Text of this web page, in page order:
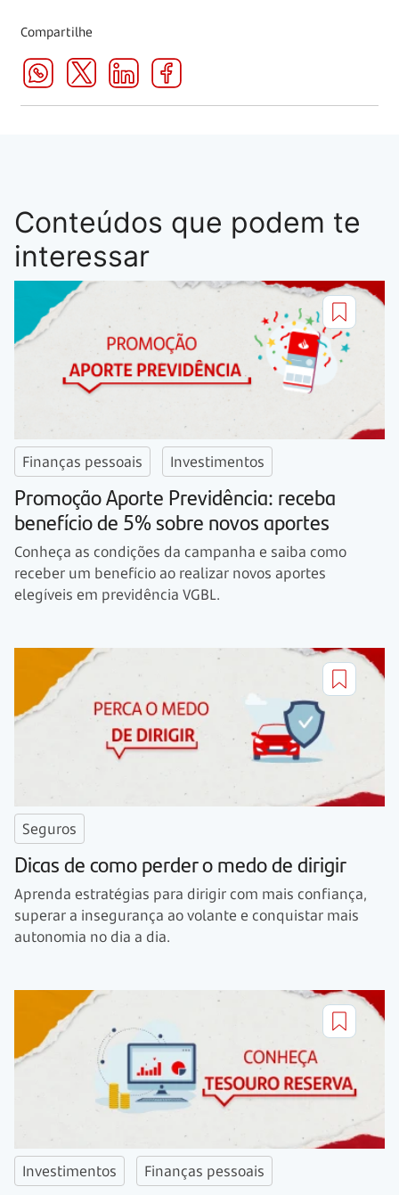
Compartilhe
Conteúdos que podem te
interessar
Finanças pessoais Investimentos
Promoção Aporte Previdência: receba
benefício de 5% sobre novos aportes
Conheça as condições da campanha e saiba como
receber um benefício ao realizar novos aportes
elegíveis em previdência VGBL.
Seguros
Dicas de como perder o medo de dirigir
Aprenda estratégias para dirigir com mais confiança,
superar a insegurança ao volante e conquistar mais
autonomia no dia a dia.
Investimentos Finanças pessoais